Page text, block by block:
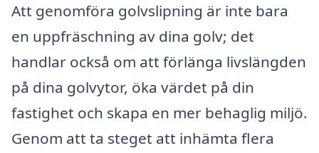
Att genomföra golvslipning är inte bara
en uppfräschning av dina golv; det
handlar också om att förlänga livslängden
på dina golvytor, öka värdet på din
fastighet och skapa en mer behaglig miljö.
Genom att ta steget att inhämta flera